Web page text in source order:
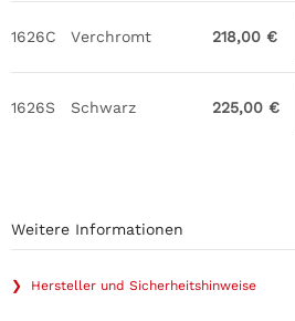
1626C Verchromt 218,00 €
1626S Schwarz 225,00 €
Weitere Informationen
❯ Hersteller und Sicherheitshinweise